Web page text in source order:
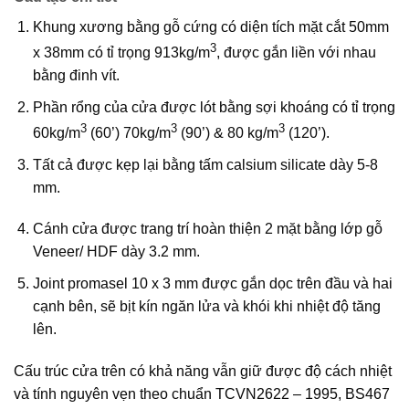
Khung xương bằng gỗ cứng có diện tích mặt cắt 50mm
x 38mm có tỉ trọng 913kg/m3, được gắn liền với nhau
bằng đinh vít.
Phần rổng của cửa được lót bằng sợi khoáng có tỉ trọng
60kg/m3(60’) 70kg/m3(90’) & 80 kg/m3(120’).
Tất cả được kẹp lại bằng tấm calsium silicate dày 5-8
mm.
Cánh cửa được trang trí hoàn thiện 2 mặt bằng lớp gỗ
Veneer/ HDF dày 3.2 mm.
Joint promasel 10 x 3 mm được gắn dọc trên đầu và hai
cạnh bên, sẽ bịt kín ngăn lửa và khói khi nhiệt độ tăng
lên.
Cấu trúc cửa trên có khả năng vẫn giữ được độ cách nhiệt
và tính nguyên vẹn theo chuẩn TCVN2622 – 1995, BS467